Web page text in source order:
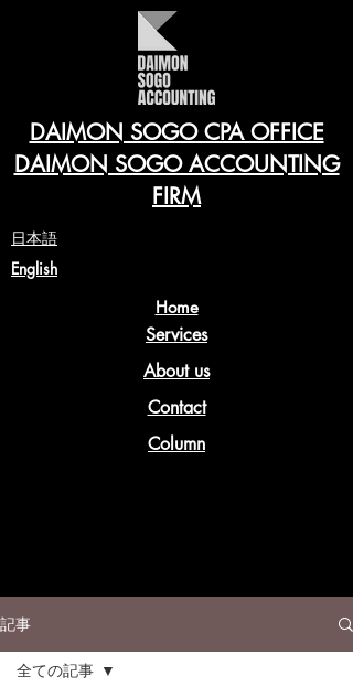
DAIMON SOGO CPA OFFICE
DAIMON SOGO ACCOUNTING
FIRM
​日本語
English
Home
Services
About us
Contact
Column
記事
全ての記事